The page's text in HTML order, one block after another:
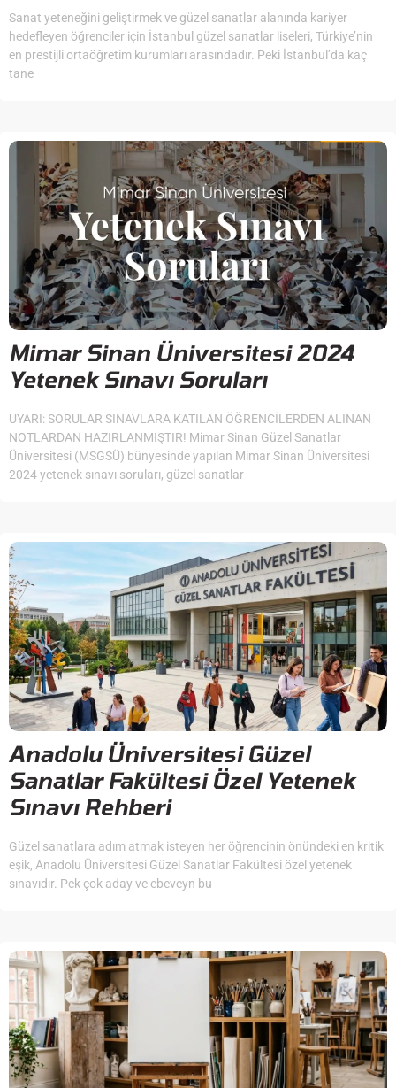
Sanat yeteneğini geliştirmek ve güzel sanatlar alanında kariyer
hedefleyen öğrenciler için İstanbul güzel sanatlar liseleri, Türkiye’nin
en prestijli ortaöğretim kurumları arasındadır. Peki İstanbul’da kaç
tane
Mimar Sinan Üniversitesi 2024
Yetenek Sınavı Soruları
UYARI: SORULAR SINAVLARA KATILAN ÖĞRENCİLERDEN ALINAN
NOTLARDAN HAZIRLANMIŞTIR! Mimar Sinan Güzel Sanatlar
Üniversitesi (MSGSÜ) bünyesinde yapılan Mimar Sinan Üniversitesi
2024 yetenek sınavı soruları, güzel sanatlar
Anadolu Üniversitesi Güzel
Sanatlar Fakültesi Özel Yetenek
Sınavı Rehberi
Güzel sanatlara adım atmak isteyen her öğrencinin önündeki en kritik
eşik, Anadolu Üniversitesi Güzel Sanatlar Fakültesi özel yetenek
sınavıdır. Pek çok aday ve ebeveyn bu